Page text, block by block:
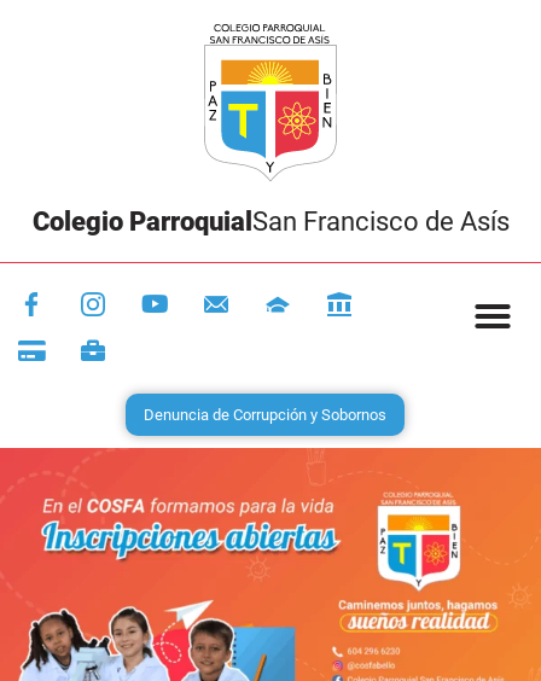
Colegio Parroquial San Francisco de Asís
Denuncia de Corrupción y Sobornos